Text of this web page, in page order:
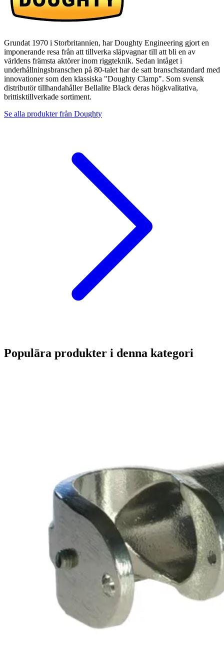
Grundat 1970 i Storbritannien, har Doughty Engineering gjort en
imponerande resa från att tillverka släpvagnar till att bli en av
världens främsta aktörer inom riggteknik. Sedan intåget i
underhållningsbranschen på 80-talet har de satt branschstandard med
innovationer som den klassiska "Doughty Clamp". Som svensk
distributör tillhandahåller Bellalite Black deras högkvalitativa,
brittisktillverkade sortiment.
Se alla produkter från Doughty
Populära produkter i denna kategori